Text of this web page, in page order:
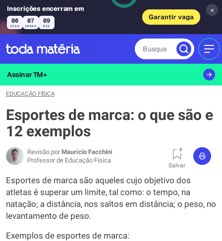
Inscrições encerram em
00
DIAS
07
HORAS
09
MIN
Garantir vaga
×
Busque
Assinar TM+
EDUCAÇÃO FÍSICA
Esportes de marca: o que são e
12 exemplos
Revisão por Maurício Facchini
Professor de Educação Física
Salvar
Esportes de marca são aqueles cujo objetivo dos
atletas é superar um limite, tal como: o tempo, na
natação; a distância, nos saltos em distância; o peso, no
levantamento de peso.
Exemplos de esportes de marca: